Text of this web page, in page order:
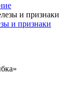
и признаки